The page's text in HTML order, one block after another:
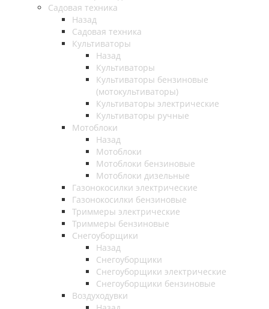
Садовая техника
Назад
Садовая техника
Культиваторы
Назад
Культиваторы
Культиваторы бензиновые
(мотокультиваторы)
Культиваторы электрические
Культиваторы ручные
Мотоблоки
Назад
Мотоблоки
Мотоблоки бензиновые
Мотоблоки дизельные
Газонокосилки электрические
Газонокосилки бензиновые
Триммеры электрические
Триммеры бензиновые
Снегоуборщики
Назад
Снегоуборщики
Снегоуборщики электрические
Снегоуборщики бензиновые
Воздуходувки